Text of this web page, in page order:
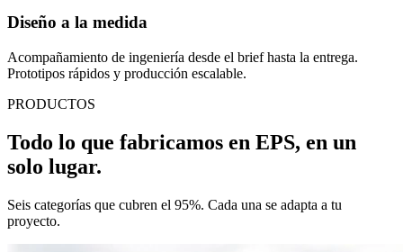
Diseño a la medida
Acompañamiento de ingeniería desde el brief hasta la entrega.
Prototipos rápidos y producción escalable.
PRODUCTOS
Todo lo que fabricamos en EPS, en un
solo lugar.
Seis categorías que cubren el 95%. Cada una se adapta a tu
proyecto.